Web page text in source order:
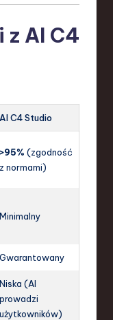
z AI C4
AI C4 Studio
>95% (zgodność
z normami)
Minimalny
Gwarantowany
Niska (AI
prowadzi
użytkowników)